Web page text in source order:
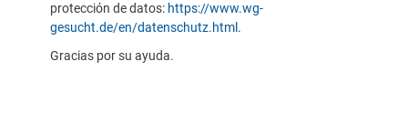
protección de datos: https://www.wg-
gesucht.de/en/datenschutz.html .
Gracias por su ayuda.